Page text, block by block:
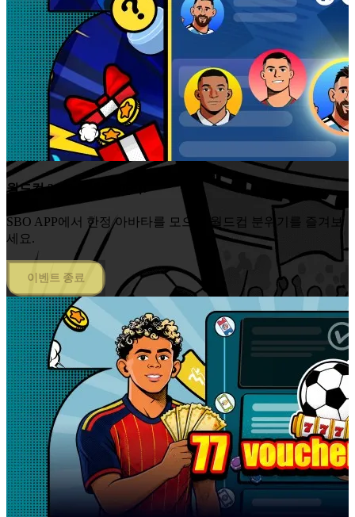
월드컵 2026 아바타 파티!
SBO APP에서 한정 아바타를 모으고 월드컵 분위기를 즐겨보
세요.
이벤트 종료